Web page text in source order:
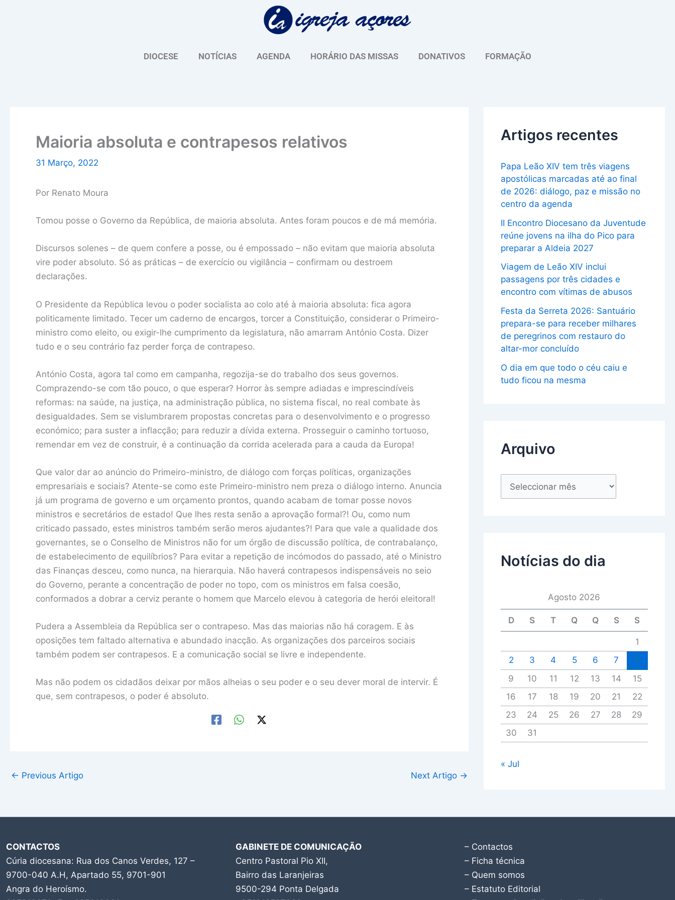
DIOCESE NOTÍCIAS AGENDA HORÁRIO DAS MISSAS DONATIVOS FORMAÇÃO
Maioria absoluta e contrapesos relativos
31 Março, 2022
Por Renato Moura
Tomou posse o Governo da República, de maioria absoluta. Antes foram poucos e de má memória.
Discursos solenes – de quem confere a posse, ou é empossado – não evitam que maioria absoluta
vire poder absoluto. Só as práticas – de exercício ou vigilância – confirmam ou destroem
declarações.
O Presidente da República levou o poder socialista ao colo até à maioria absoluta: fica agora
politicamente limitado. Tecer um caderno de encargos, torcer a Constituição, considerar o Primeiro-
ministro como eleito, ou exigir-lhe cumprimento da legislatura, não amarram António Costa. Dizer
tudo e o seu contrário faz perder força de contrapeso.
António Costa, agora tal como em campanha, regozija-se do trabalho dos seus governos.
Comprazendo-se com tão pouco, o que esperar? Horror às sempre adiadas e imprescindíveis
reformas: na saúde, na justiça, na administração pública, no sistema fiscal, no real combate às
desigualdades. Sem se vislumbrarem propostas concretas para o desenvolvimento e o progresso
económico; para suster a inflacção; para reduzir a dívida externa. Prosseguir o caminho tortuoso,
remendar em vez de construir, é a continuação da corrida acelerada para a cauda da Europa!
Que valor dar ao anúncio do Primeiro-ministro, de diálogo com forças políticas, organizações
empresariais e sociais? Atente-se como este Primeiro-ministro nem preza o diálogo interno. Anuncia
já um programa de governo e um orçamento prontos, quando acabam de tomar posse novos
ministros e secretários de estado! Que lhes resta senão a aprovação formal?! Ou, como num
criticado passado, estes ministros também serão meros ajudantes?! Para que vale a qualidade dos
governantes, se o Conselho de Ministros não for um órgão de discussão política, de contrabalanço,
de estabelecimento de equilíbrios? Para evitar a repetição de incómodos do passado, até o Ministro
das Finanças desceu, como nunca, na hierarquia. Não haverá contrapesos indispensáveis no seio
do Governo, perante a concentração de poder no topo, com os ministros em falsa coesão,
conformados a dobrar a cerviz perante o homem que Marcelo elevou à categoria de herói eleitoral!
Pudera a Assembleia da República ser o contrapeso. Mas das maiorias não há coragem. E às
oposições tem faltado alternativa e abundado inacção. As organizações dos parceiros sociais
também podem ser contrapesos. E a comunicação social se livre e independente.
Mas não podem os cidadãos deixar por mãos alheias o seu poder e o seu dever moral de intervir. É
que, sem contrapesos, o poder é absoluto.
← Previous Artigo Next Artigo →
Artigos recentes
Papa Leão XIV tem três viagens
apostólicas marcadas até ao final
de 2026: diálogo, paz e missão no
centro da agenda
II Encontro Diocesano da Juventude
reúne jovens na ilha do Pico para
preparar a Aldeia 2027
Viagem de Leão XIV inclui
passagens por três cidades e
encontro com vítimas de abusos
Festa da Serreta 2026: Santuário
prepara-se para receber milhares
de peregrinos com restauro do
altar-mor concluído
O dia em que todo o céu caiu e
tudo ficou na mesma
Arquivo
u
Notícias do dia
Agosto 2026
D S T Q Q S S
1
2
3 4 5 6 7
9
10 11 12 13 14
15
16
17 18 19 20 21
22
23
24 25 26 27 28
29
30
31
« Jul
CONTACTOS
Cúria diocesana: Rua dos Canos Verdes, 127 –
9700-040 A.H, Apartado 55, 9701-901
Angra do Heroísmo.
GABINETE DE COMUNICAÇÃO
Centro Pastoral Pio XII,
Bairro das Laranjeiras
9500-294 Ponta Delgada
– Contactos
– Ficha técnica
– Quem somos
– Estatuto Editorial